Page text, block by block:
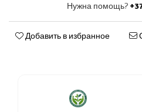
Нужна помощь?
Добавить в избранное